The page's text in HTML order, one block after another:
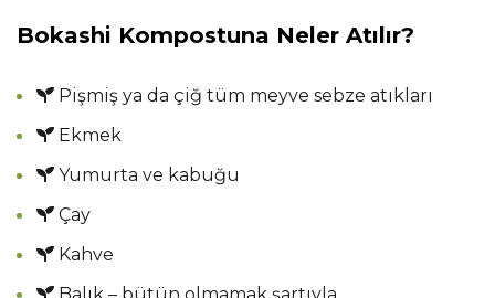
Bokashi Kompostuna Neler Atılır?
Pişmiş ya da çiğ tüm meyve sebze atıkları
Ekmek
Yumurta ve kabuğu
Çay
Kahve